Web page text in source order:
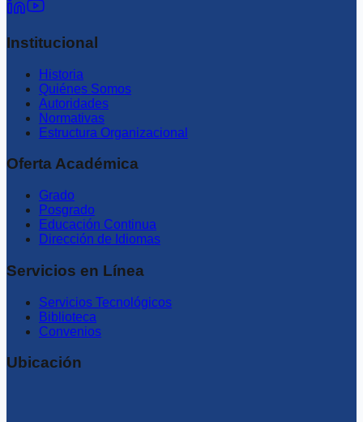
Institucional
Historia
Quiénes Somos
Autoridades
Normativas
Estructura Organizacional
Oferta Académica
Grado
Posgrado
Educación Continua
Dirección de Idiomas
Servicios en Línea
Servicios Tecnológicos
Biblioteca
Convenios
Ubicación